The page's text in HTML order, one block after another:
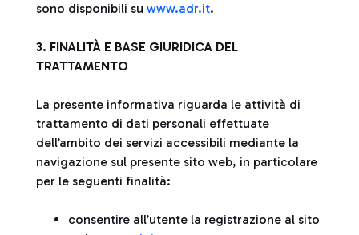
sono disponibili su www.adr.it.
3. FINALITÀ E BASE GIURIDICA DEL
TRATTAMENTO
La presente informativa riguarda le attività di
trattamento di dati personali effettuate
dell’ambito dei servizi accessibili mediante la
navigazione sul presente sito web, in particolare
per le seguenti finalità:
consentire all’utente la registrazione al sito